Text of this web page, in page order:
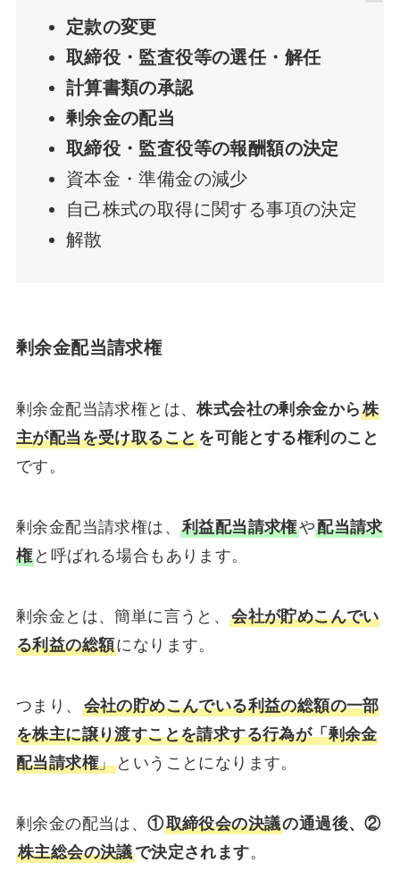
定款の変更
取締役・監査役等の選任・解任
計算書類の承認
剰余金の配当
取締役・監査役等の報酬額の決定
資本金・準備金の減少
自己株式の取得に関する事項の決定
解散
剰余金配当請求権
剰余金配当請求権とは、株式会社の剰余金から株
主が配当を受け取ることを可能とする権利のこと
です。
剰余金配当請求権は、 利益配当請求権や配当請求
権 と呼ばれる場合もあります。
剰余金とは、簡単に言うと、会社が貯めこんでい
る利益の総額になります。
つまり、 会社の貯めこんでいる利益の総額の一部
を株主に譲り渡すことを請求する行為が「剰余金
配当請求権」 ということになります。
剰余金の配当は、①取締役会の決議の通過後、②
株主総会の決議で決定されます。